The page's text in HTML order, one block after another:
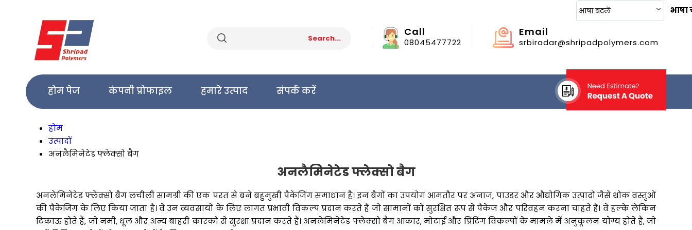
भाषा बदलें भाषा
Email
srbiradar@shripadpolymers.com
Call
08045477722
होम पेज कंपनी प्रोफाइल हमारे उत्पाद संपर्क करें
होम
उत्पादों
अनलैमिनेटेड फ्लेक्सो बैग
अनलैमिनेटेड फ्लेक्सो बैग
अनलेमिनेटेड फ्लेक्सो बैग लचीली सामग्री की एक परत से बने बहुमुखी पैकेजिंग समाधान हैं। इन बैगों का उपयोग आमतौर पर अनाज, पाउडर और औद्योगिक उत्पादों जैसे थोक वस्तुओं
की पैकेजिंग के लिए किया जाता है। वे उन व्यवसायों के लिए लागत प्रभावी विकल्प प्रदान करते हैं जो सामानों को सुरक्षित रूप से पैकेज और परिवहन करना चाहते हैं। वे हल्के लेकिन
टिकाऊ होते हैं, जो नमी, धूल और अन्य बाहरी कारकों से सुरक्षा प्रदान करते हैं। अनलेमिनेटेड फ्लेक्सो बैग आकार, मोटाई और प्रिंटिंग विकल्पों के मामले में अनुकूलन योग्य होते हैं, जो